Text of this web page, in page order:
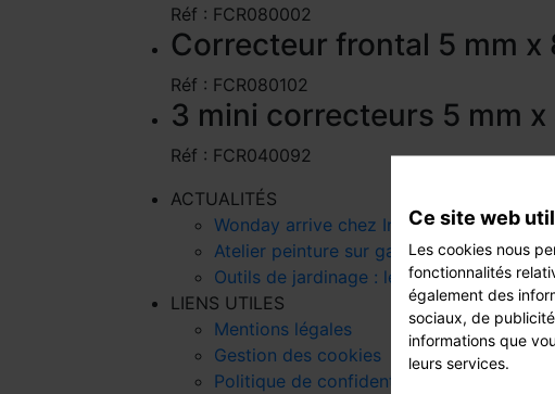
Ce site web
Les cookies nous
fonctionnalités
également des
sociaux, de
informations que
leurs services.
Réf : FCR080002
Correcteur frontal 5 mm x
Réf : FCR080102
3 mini correcteurs 5 mm x
Réf : FCR040092
ACTUALITÉS
Wonday arrive chez Intermarché et E.
Atelier peinture sur galets : le DIY créatif
Outils de jardinage : les indispensables
LIENS UTILES
Mentions légales
Gestion des cookies
Politique de confidentialité